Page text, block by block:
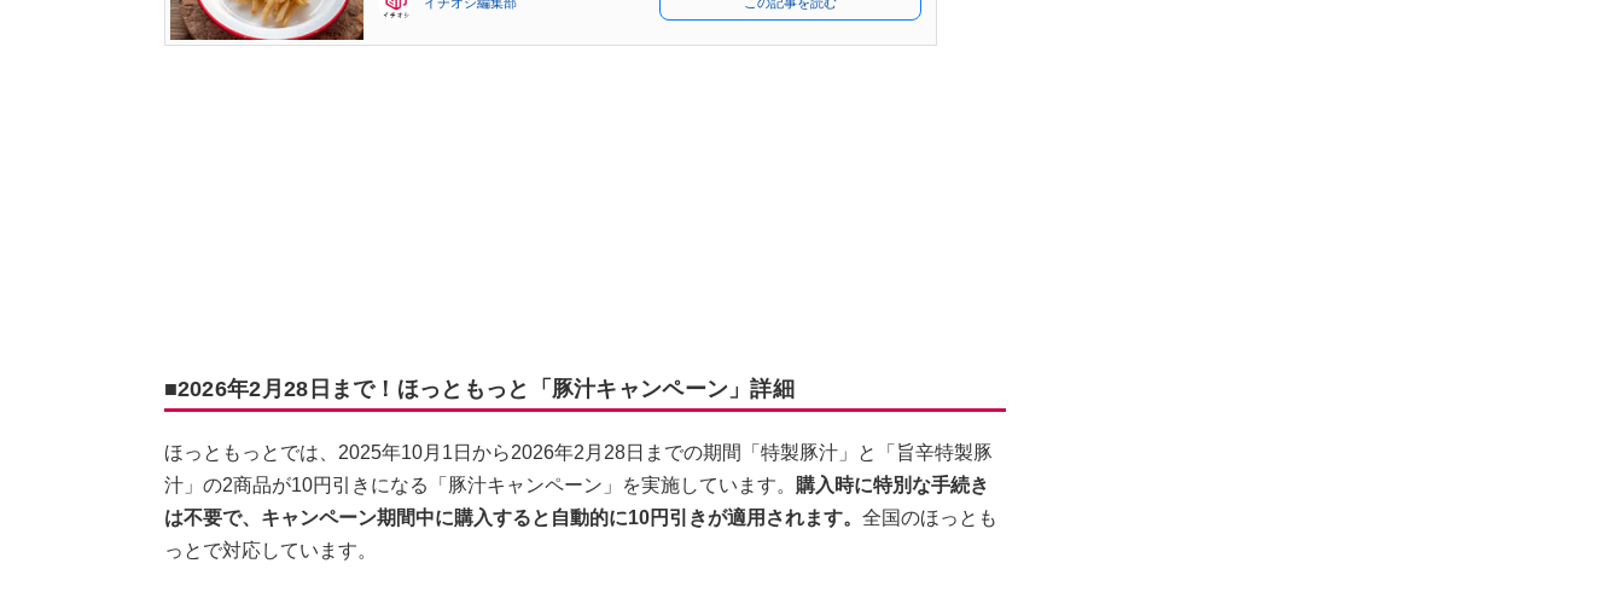
■2026年2月28日まで！ほっともっと「豚汁キャンペーン」詳細
ほっともっとでは、2025年10月1日から2026年2月28日までの期間「特製豚汁」と「旨辛特製豚
汁」の2商品が10円引きになる「豚汁キャンペーン」を実施しています。 購入時に特別な手続き
は不要で、キャンペーン期間中に購入すると自動的に10円引きが適用されます。 全国のほっとも
っとで対応しています。